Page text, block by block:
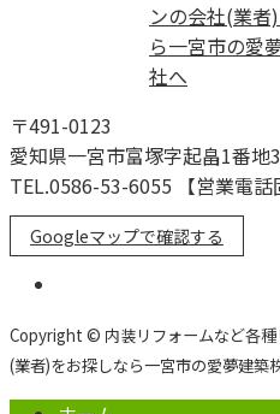
〒491-0123
愛知県一宮市富塚字起畠1番地
TEL.0586-53-6055 【営業電話
Googleマップで確認する
Copyright © 内装リフォームなど各
(業者)をお探しなら一宮市の愛夢建